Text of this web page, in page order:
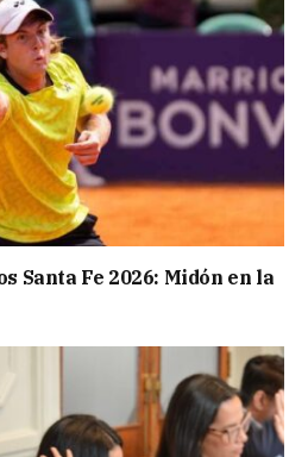
Santa Fe 2026: Midón en la